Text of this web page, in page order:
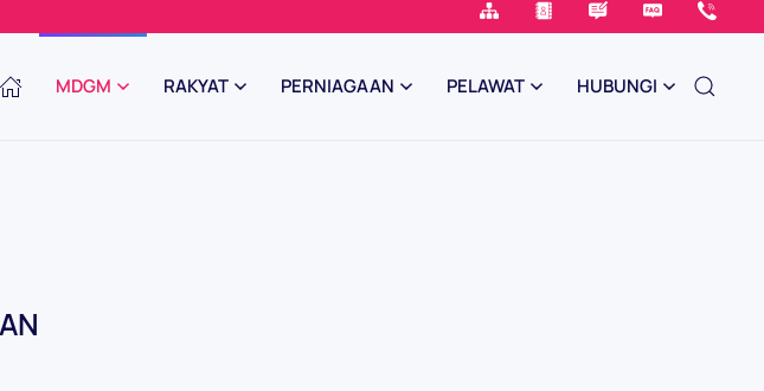
MDGM RAKYAT PERNIAGAAN PELAWAT HUBUNGI